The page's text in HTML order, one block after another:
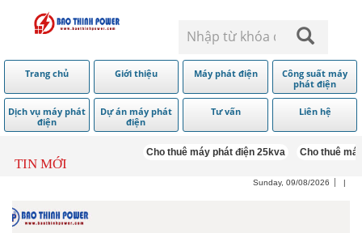
Trang chủ Giới thiệu Máy phát điện
Công suất máy
phát điện
Dịch vụ máy phát
điện
Dự án máy phát
điện
Tư vấn Liên hệ
TIN MỚI
Cho thuê máy phát điện 25kva Cho thuê máy
Sunday, 09/08/2026 |